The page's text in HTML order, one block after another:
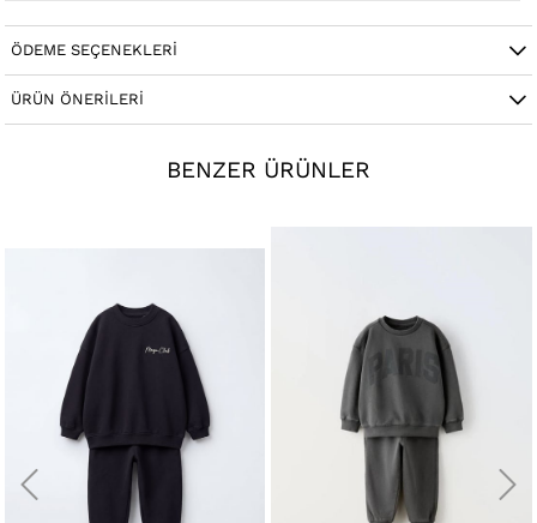
ÖDEME SEÇENEKLERI
ÜRÜN ÖNERILERI
BENZER ÜRÜNLER